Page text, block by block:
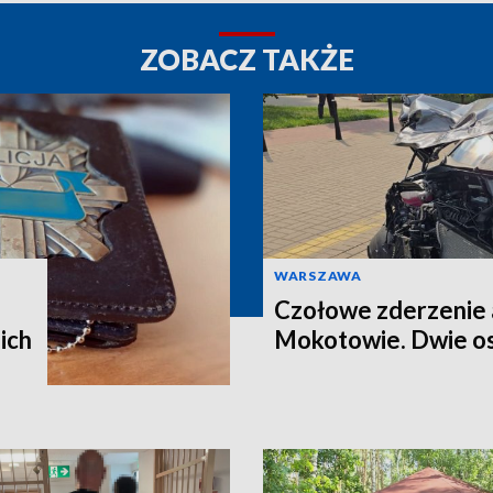
ZOBACZ TAKŻE
WARSZAWA
Czołowe zderzenie
Mokotowie. Dwie